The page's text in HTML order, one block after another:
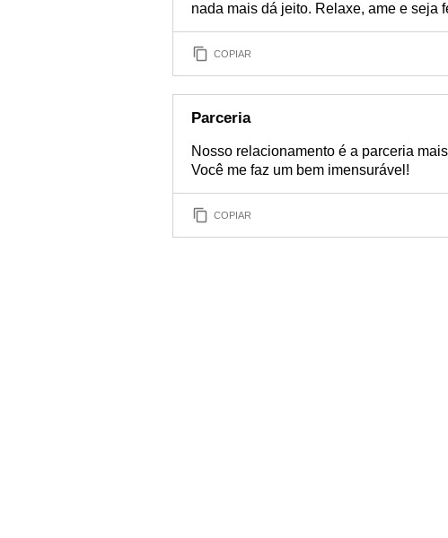
nada mais dá jeito. Relaxe, ame e seja
COPIAR
Parceria
Nosso relacionamento é a parceria
Você me faz um bem imensurável!
COPIAR